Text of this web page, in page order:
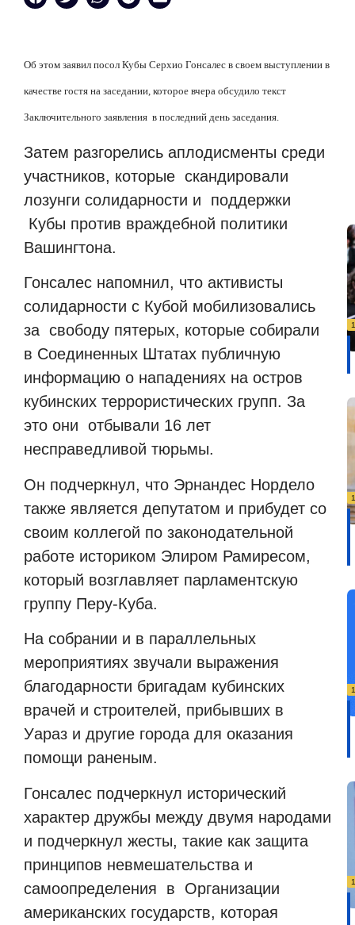
Об этом заявил посол Кубы Серхио Гонсалес в своем выступлении в
качестве гостя на заседании, которое вчера обсудило текст
Заключительного заявления в последний день заседания.
Затем разгорелись аплодисменты среди
участников, которые скандировали
лозунги солидарности и
поддержки
Кубы против враждебной политики
Вашингтона.
Гонсалес напомнил, что активисты
солидарности с Кубой мобилизовались
за свободу пятерых, которые собирали
в Соединенных Штатах публичную
информацию о нападениях на остров
кубинских террористических групп. За
это они отбывали 16 лет
несправедливой тюрьмы.
Он подчеркнул, что Эрнандес Нордело
также является депутатом и прибудет со
своим коллегой по законодательной
работе историком Элиром Рамиресом,
который возглавляет парламентскую
группу Перу-Куба.
На собрании и в параллельных
мероприятиях звучали выражения
благодарности бригадам кубинских
врачей и строителей, прибывших в
Уараз и другие города для оказания
помощи раненым.
Гонсалес подчеркнул исторический
характер дружбы между двумя народами
и подчеркнул жесты, такие как защита
принципов невмешательства и
самоопределения
в
Организации
американских государств, которая